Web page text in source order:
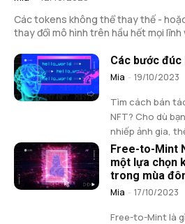
Các tokens không thể thay thế -
thay đổi mô hình trên hầu hết mọi lĩnh
Các bước
Mia - 19/10/2023
Tìm cách bán
NFT? Cho dù
nhiếp ảnh gia,
Free-to-Mint
một lựa chọn
trong mùa
Mia - 17/10/2023
Free-to-Mint là